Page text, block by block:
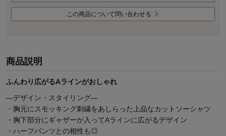
この商品について問い合わせる
商品説明
ふんわり広がるAラインがおしゃれ
―デザイン・スタイリング―
・胸元にスモッキング刺繍をあしらった上品なカットソーシャツ
・胸下部分にギャザーが入ってAラインに広がるデザイン
・ハーフパンツとの相性も◎